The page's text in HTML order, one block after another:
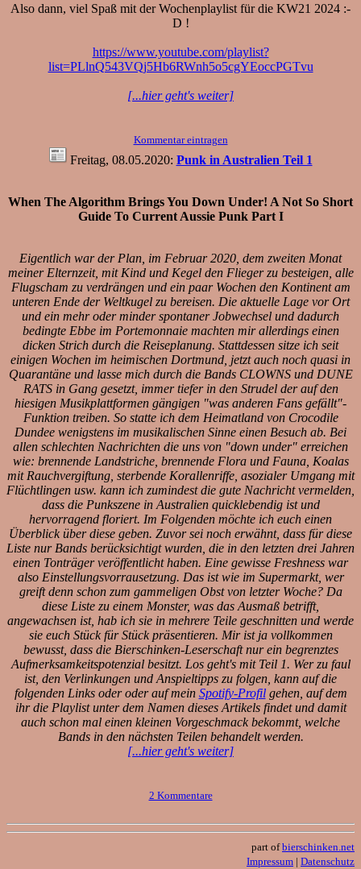
Also dann, viel Spaß mit der Wochenplaylist für die KW21 2024 :-
D !
https://www.youtube.com/playlist?
list=PLlnQ543VQj5Hb6RWnh5o5cgYEoccPGTvu
[...hier geht's weiter]
Kommentar eintragen
Freitag, 08.05.2020: Punk in Australien Teil 1
When The Algorithm Brings You Down Under! A Not So Short
Guide To Current Aussie Punk Part I
Eigentlich war der Plan, im Februar 2020, dem zweiten Monat
meiner Elternzeit, mit Kind und Kegel den Flieger zu besteigen, alle
Flugscham zu verdrängen und ein paar Wochen den Kontinent am
unteren Ende der Weltkugel zu bereisen. Die aktuelle Lage vor Ort
und ein mehr oder minder spontaner Jobwechsel und dadurch
bedingte Ebbe im Portemonnaie machten mir allerdings einen
dicken Strich durch die Reiseplanung. Stattdessen sitze ich seit
einigen Wochen im heimischen Dortmund, jetzt auch noch quasi in
Quarantäne und lasse mich durch die Bands CLOWNS und DUNE
RATS in Gang gesetzt, immer tiefer in den Strudel der auf den
hiesigen Musikplattformen gängigen "was anderen Fans gefällt"-
Funktion treiben. So statte ich dem Heimatland von Crocodile
Dundee wenigstens im musikalischen Sinne einen Besuch ab. Bei
allen schlechten Nachrichten die uns von "down under" erreichen
wie: brennende Landstriche, brennende Flora und Fauna, Koalas
mit Rauchvergiftung, sterbende Korallenriffe, asozialer Umgang mit
Flüchtlingen usw. kann ich zumindest die gute Nachricht vermelden,
dass die Punkszene in Australien quicklebendig ist und
hervorragend floriert. Im Folgenden möchte ich euch einen
Überblick über diese geben. Zuvor sei noch erwähnt, dass für diese
Liste nur Bands berücksichtigt wurden, die in den letzten drei Jahren
einen Tonträger veröffentlicht haben. Eine gewisse Freshness war
also Einstellungsvorrausetzung. Das ist wie im Supermarkt, wer
greift denn schon zum gammeligen Obst von letzter Woche? Da
diese Liste zu einem Monster, was das Ausmaß betrifft,
angewachsen ist, hab ich sie in mehrere Teile geschnitten und werde
sie euch Stück für Stück präsentieren. Mir ist ja vollkommen
bewusst, dass die Bierschinken-Leserschaft nur ein begrenztes
Aufmerksamkeitspotenzial besitzt. Los geht's mit Teil 1. Wer zu faul
ist, den Verlinkungen und Anspieltipps zu folgen, kann auf die
folgenden Links oder oder auf mein Spotify-Profilgehen, auf dem
ihr die Playlist unter dem Namen dieses Artikels findet und damit
auch schon mal einen kleinen Vorgeschmack bekommt, welche
Bands in den nächsten Teilen behandelt werden.
[...hier geht's weiter]
2 Kommentare
part ofbierschinken.net
Impressum | Datenschutz